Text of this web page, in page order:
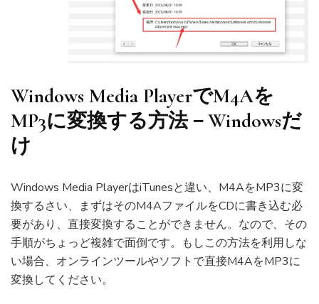
Windows Media PlayerでM4Aを
MP3に変換する方法－Windowsだ
け
Windows Media PlayerはiTunesと違い、M4AをMP3に変
換するさい、まずはそのM4AファイルをCDに書き込む必
要があり、直接変換することができません。なので、その
手順がちょっど複雑で面倒です。もしこの方法を利用しな
い場合、オンラインツールやソフトで直接M4AをMP3に
変換してください。